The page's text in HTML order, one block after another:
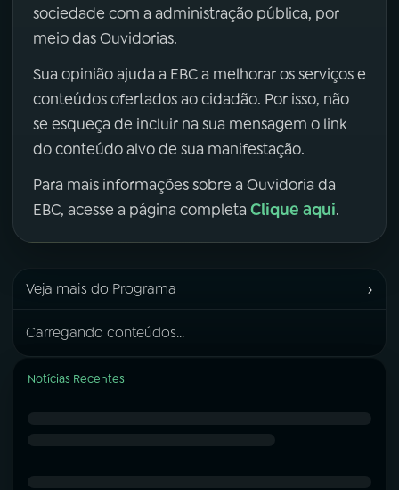
sociedade com a administração pública, por
meio das Ouvidorias.
Sua opinião ajuda a EBC a melhorar os serviços e
conteúdos ofertados ao cidadão. Por isso, não
se esqueça de incluir na sua mensagem o link
do conteúdo alvo de sua manifestação.
Para mais informações sobre a Ouvidoria da
EBC, acesse a página completa Clique aqui.
Veja mais do Programa ›
Carregando conteúdos...
Notícias Recentes